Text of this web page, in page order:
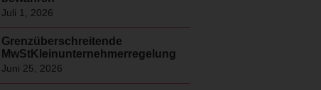
Juli 1, 2026
Grenzüberschreitende
MwStKleinunternehmerregelung
Juni 25, 2026